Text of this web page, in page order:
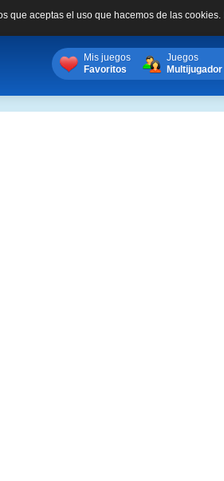
que aceptas el uso que hacemos de las cookies.
Mis juegos
Favoritos
Juegos
Multijugador